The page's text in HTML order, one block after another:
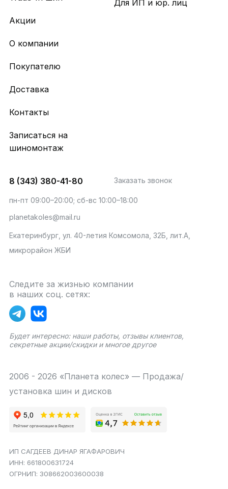
Акции
Для ИП и юр. лиц
О компании
Покупателю
Доставка
Контакты
Записаться на
шиномонтаж
8 (343) 380-41-80 Заказать звонок
пн-пт 09:00–20:00; сб-вс 10:00–18:00
planetakoles@mail.ru
Екатеринбург, ул. 40-летия Комсомола, 32Б, лит.А,
микрорайон ЖБИ
Следите за жизнью компании
в наших соц. сетях:
Будет интересно: наши работы, отзывы клиентов,
секретные акции/скидки и многое другое
2006 - 2026 «Планета колес» — Продажа/
установка шин и дисков
ИП САГДЕЕВ ДИНАР ЯГАФАРОВИЧ
ИНН: 661800631724
ОГРНИП: 308662003600038